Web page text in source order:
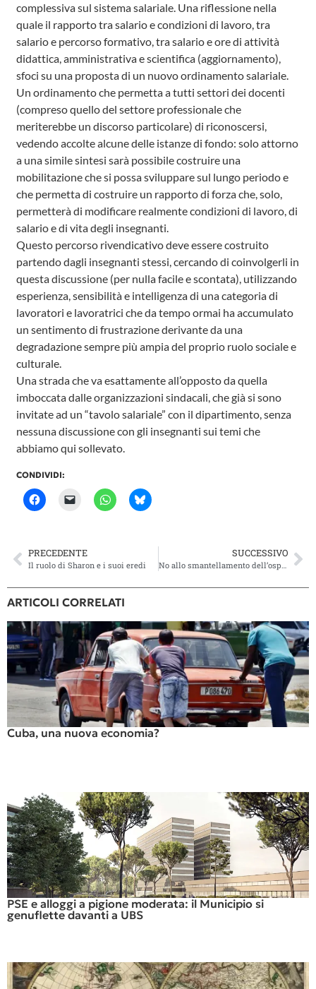
complessiva sul sistema salariale. Una riflessione nella
quale il rapporto tra salario e condizioni di lavoro, tra
salario e percorso formativo, tra salario e ore di attività
didattica, amministrativa e scientifica (aggiornamento),
sfoci su una proposta di un nuovo ordinamento salariale.
Un ordinamento che permetta a tutti settori dei docenti
(compreso quello del settore professionale che
meriterebbe un discorso particolare) di riconoscersi,
vedendo accolte alcune delle istanze di fondo: solo attorno
a una simile sintesi sarà possibile costruire una
mobilitazione che si possa sviluppare sul lungo periodo e
che permetta di costruire un rapporto di forza che, solo,
permetterà di modificare realmente condizioni di lavoro, di
salario e di vita degli insegnanti.
Questo percorso rivendicativo deve essere costruito
partendo dagli insegnanti stessi, cercando di coinvolgerli in
questa discussione (per nulla facile e scontata), utilizzando
esperienza, sensibilità e intelligenza di una categoria di
lavoratori e lavoratrici che da tempo ormai ha accumulato
un sentimento di frustrazione derivante da una
degradazione sempre più ampia del proprio ruolo sociale e
culturale.
Una strada che va esattamente all’opposto da quella
imboccata dalle organizzazioni sindacali, che già si sono
invitate ad un “tavolo salariale” con il dipartimento, senza
nessuna discussione con gli insegnanti sui temi che
abbiamo qui sollevato.
CONDIVIDI:
PRECEDENTE
Il ruolo di Sharon e i suoi eredi
SUCCESSIVO
No allo smantellamento dell’ospedale di Faido!
ARTICOLI CORRELATI
Cuba, una nuova economia?
PSE e alloggi a pigione moderata: il Municipio si
genuflette davanti a UBS